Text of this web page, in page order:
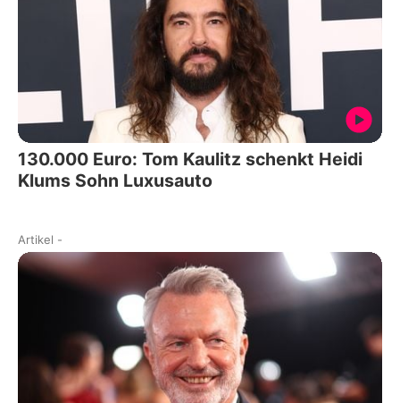
130.000 Euro: Tom Kaulitz schenkt Heidi
Klums Sohn Luxusauto
Artikel -